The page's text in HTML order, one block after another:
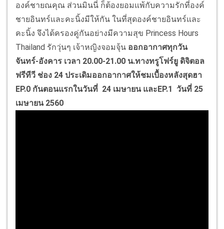
องค์ชายณคุณ ส่วนมินนี่ ก็ต้องยอมแพ้กับความรักที่องค์
ชายอินทร์และคะนิ้งมีให้กัน ในที่สุดองค์ชายอินทร์และ
คะนิ้ง จึงได้ครองคู่กันอย่างมีความสุข Princess Hours
Thailand รักวุ่นๆ เจ้าหญิงจอมจุ้น ออกอากาศทุกวัน
จันทร์-อังคาร เวลา 20.00-21.00 น.ทางทรูโฟร์ยู ดิจิตอล
ฟรีทีวี ช่อง 24 ประเดิมออกอากาศให้ชมเบื้องหลังสุดฮา
EP.0 กันตอนแรกในวันที่ 24 เมษายน และEP.1 วันที่ 25
เมษายน 2560